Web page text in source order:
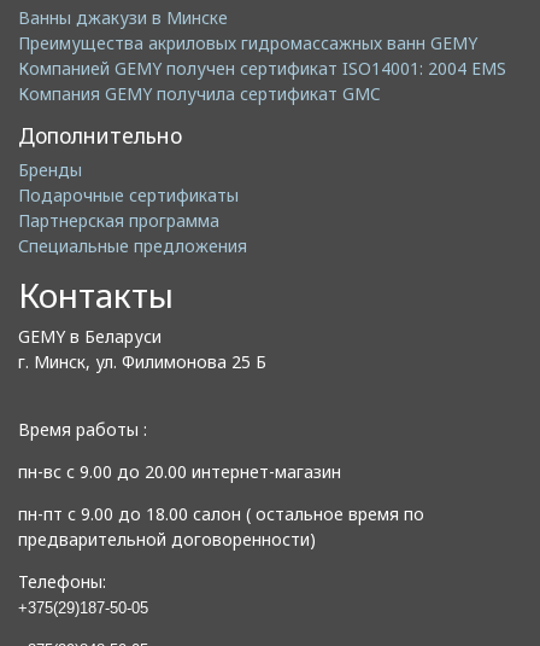
Ванны джакузи в Минске
Преимущества акриловых гидромассажных ванн GEMY
Компанией GEMY получен сертификат ISO14001: 2004 EMS
Компания GEMY получила сертификат GMC
Дополнительно
Бренды
Подарочные сертификаты
Партнерская программа
Специальные предложения
Контакты
GEMY в Беларуси
г. Минск, ул. Филимонова 25 Б
Время работы :
пн-вс с 9.00 до 20.00 интернет-магазин
пн-пт с 9.00 до 18.00 салон ( остальное время по
предварительной договоренности)
Телефоны:
+375(29)187-50-05